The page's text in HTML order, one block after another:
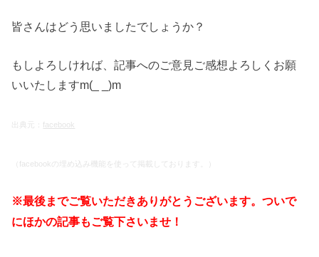
皆さんはどう思いましたでしょうか？
もしよろしければ、記事へのご意見ご感想よろしくお願
いいたしますm(_ _)m
出典元： facebook
（facebookの埋め込み機能を使って掲載しております。）
※最後までご覧いただきありがとうございます。ついで
にほかの記事もご覧下さいませ！